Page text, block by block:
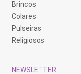
Brincos
Colares
Pulseiras
Religiosos
NEWSLETTER